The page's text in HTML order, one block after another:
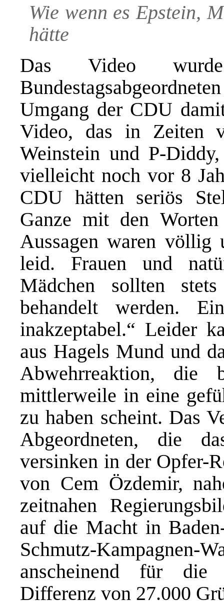
Wie wenn es Epstein,
hätte
Das Video
Umgang der CDU
Video, das in Zeiten
Weinstein und P-
vielleicht noch vor 8
CDU hätten seriös
Ganze mit den
Aussagen waren völlig
leid. Frauen und
Mädchen sollten
behandelt werden.
inakzeptabel.“ Leider
aus Hagels Mund und
Abwehrreaktion,
mittlerweile in eine
zu haben scheint. Das
Abgeordneten, die
versinken in der Opfer-
von Cem Özdemir,
zeitnahen
auf die Macht in
Schmutz-
anscheinend für die
Differenz von 27.000